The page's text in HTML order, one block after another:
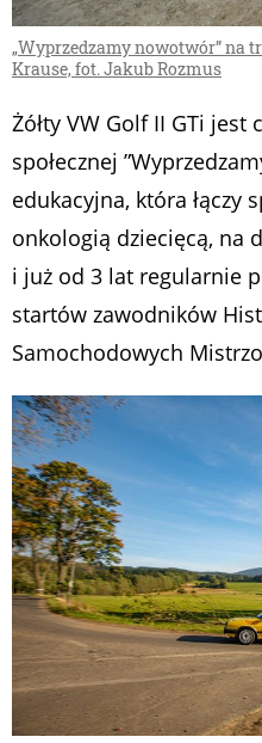
„Wyprzedzamy nowotwór” na
Krause, fot. Jakub Rozmus
Żółty VW Golf II GTi jest
społecznej
edukacyjna, która łączy
onkologią dziecięcą, na
i już od 3 lat regularnie
startów zawodników
Samochodowych